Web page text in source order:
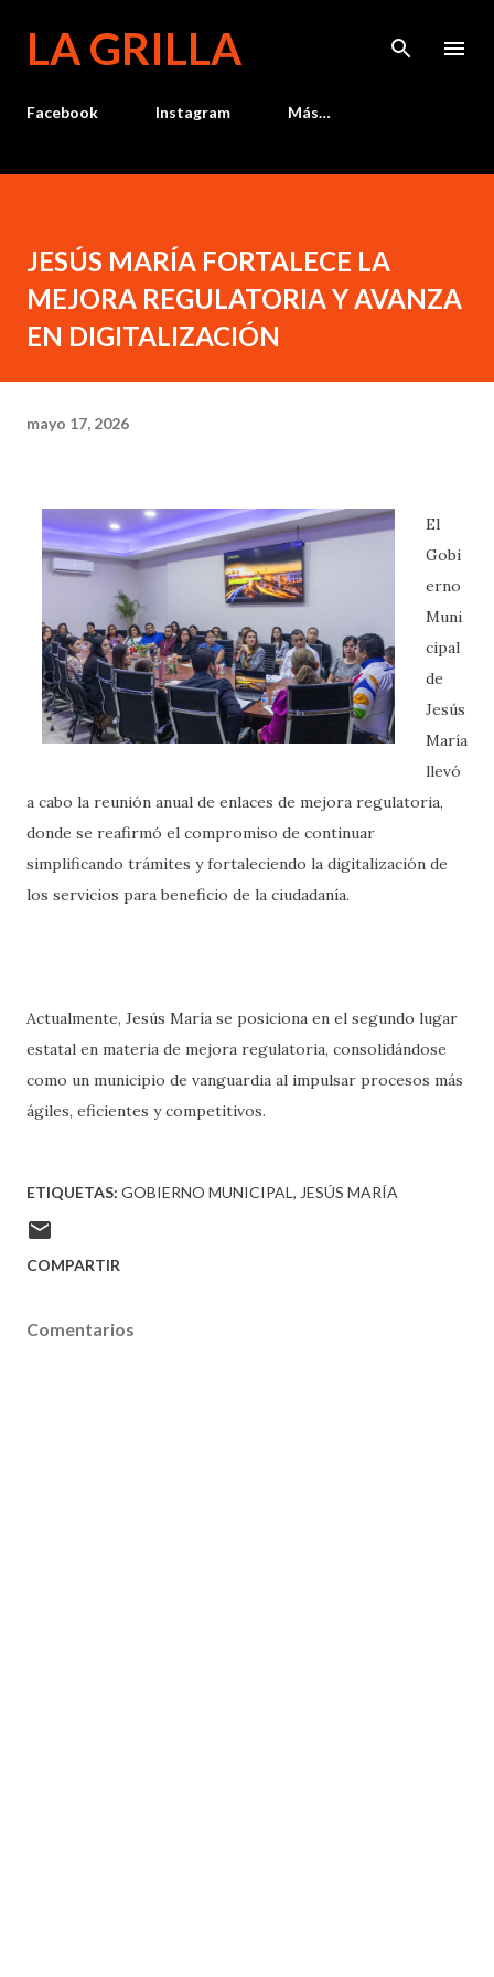
LA GRILLA
Facebook Instagram Más…
JESÚS MARÍA FORTALECE LA
MEJORA REGULATORIA Y AVANZA
EN DIGITALIZACIÓN
mayo 17, 2026
El
Gobi
erno
Muni
cipal
de
Jesús
María
llevó
a cabo la reunión anual de enlaces de mejora regulatoria,
donde se reafirmó el compromiso de continuar
simplificando trámites y fortaleciendo la digitalización de
los servicios para beneficio de la ciudadanía.
Actualmente, Jesús María se posiciona en el segundo lugar
estatal en materia de mejora regulatoria, consolidándose
como un municipio de vanguardia al impulsar procesos más
ágiles, eficientes y competitivos.
ETIQUETAS: GOBIERNO MUNICIPAL JESÚS MARÍA
COMPARTIR
Comentarios